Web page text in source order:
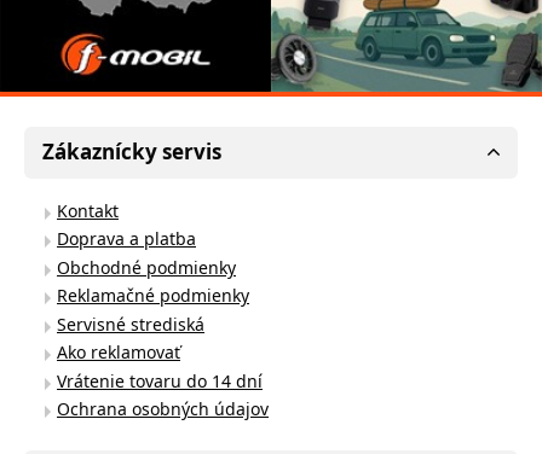
Zákaznícky servis
Kontakt
Doprava a platba
Obchodné podmienky
Reklamačné podmienky
Servisné strediská
Ako reklamovať
Vrátenie tovaru do 14 dní
Ochrana osobných údajov